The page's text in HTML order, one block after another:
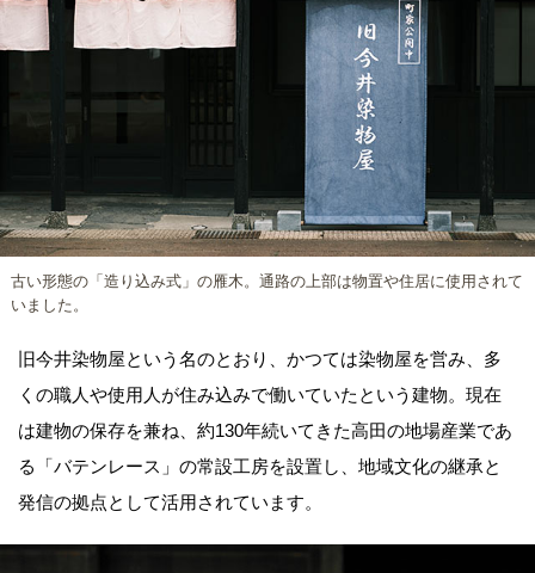
古い形態の「造り込み式」の雁木。通路の上部は物置や住居に使用されて
いました。
旧今井染物屋という名のとおり、かつては染物屋を営み、多
くの職人や使用人が住み込みで働いていたという建物。現在
は建物の保存を兼ね、約130年続いてきた高田の地場産業であ
る「バテンレース」の常設工房を設置し、地域文化の継承と
発信の拠点として活用されています。